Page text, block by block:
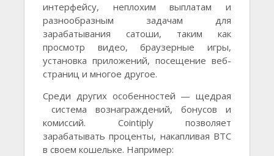
интерфейсу, неплохим выплатам и
разнообразным задачам для
зарабатывания сатоши, таким как
просмотр видео, браузерные игры,
установка приложений, посещение веб-
страниц и многое другое.
Среди других особенностей — щедрая
система вознаграждений, бонусов и
комиссий. Cointiply позволяет
зарабатывать проценты, накапливая BTC
в своем кошельке. Например: